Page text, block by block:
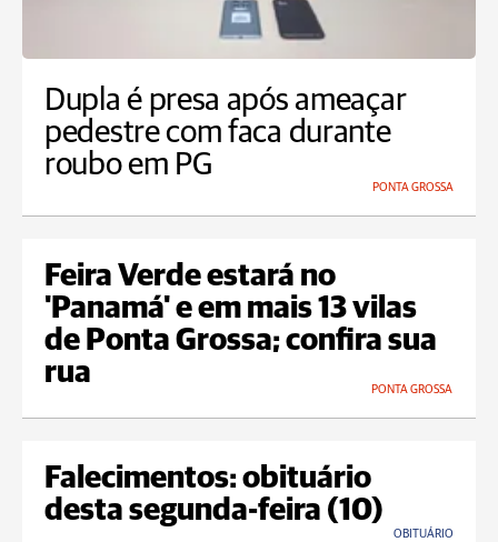
Dupla é presa após ameaçar
pedestre com faca durante
roubo em PG
PONTA GROSSA
Feira Verde estará no
'Panamá' e em mais 13 vilas
de Ponta Grossa; confira sua
rua
PONTA GROSSA
Falecimentos: obituário
desta segunda-feira (10)
OBITUÁRIO